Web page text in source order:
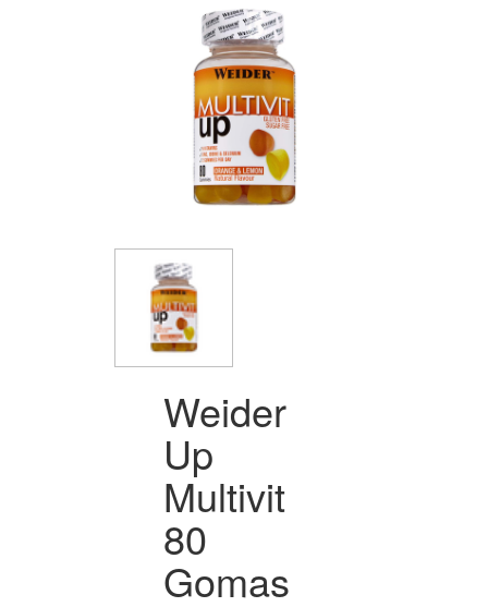
Weider
Up
Multivit
80
Gomas